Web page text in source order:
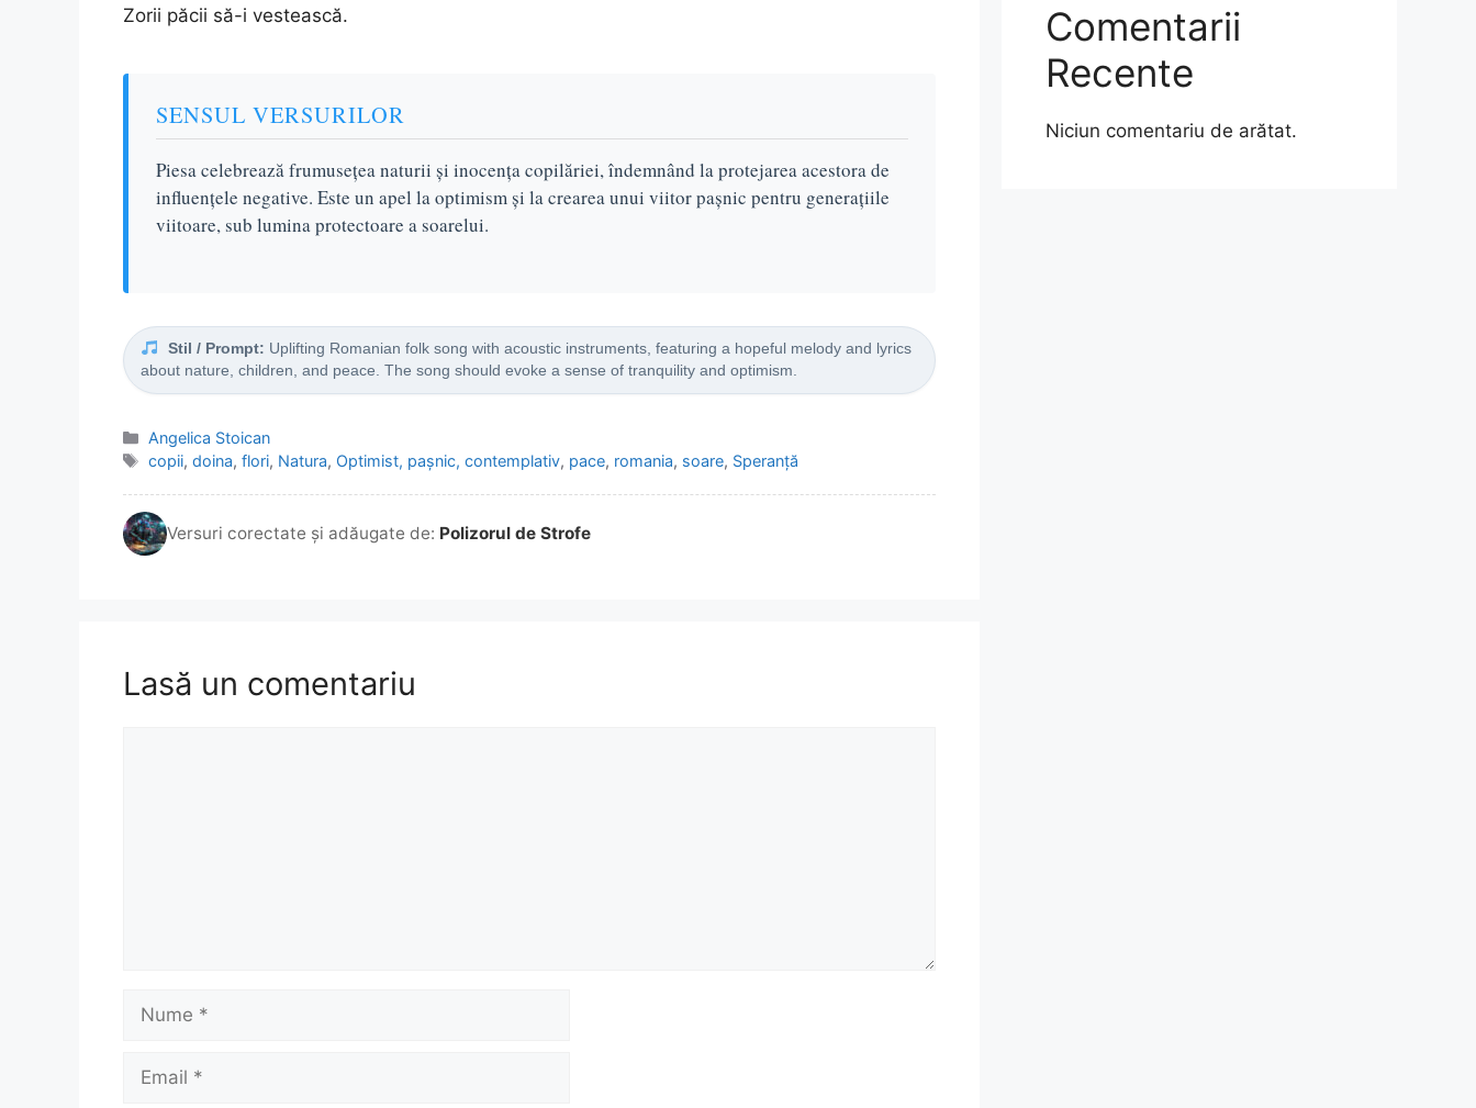
Zorii păcii să-i vestească.
SENSUL VERSURILOR
Piesa celebrează frumusețea naturii și inocența copilăriei, îndemnând la protejarea acestora de
influențele negative. Este un apel la optimism și la crearea unui viitor pașnic pentru generațiile
viitoare, sub lumina protectoare a soarelui.
Stil / Prompt: Uplifting Romanian folk song with acoustic instruments, featuring a hopeful melody and lyrics
about nature, children, and peace. The song should evoke a sense of tranquility and optimism.
Categorii
Angelica Stoican
Etichete
copii,doina,flori, Natura, Optimist, pașnic, contemplativ, pace, romania, soare, Speranță
Versuri corectate și adăugate de: Polizorul de Strofe
Lasă un comentariu
Comentarii
Recente
Niciun comentariu de arătat.